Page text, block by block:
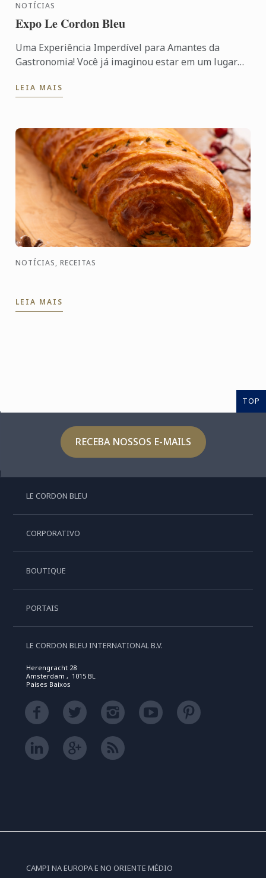
NOTÍCIAS
Expo Le Cordon Bleu
Uma Experiência Imperdível para Amantes da
Gastronomia! Você já imaginou estar em um lugar
para mostrar ...
LEIA MAIS
NOTÍCIAS, RECEITAS
LEIA MAIS
TOP
RECEBA NOSSOS E-MAILS
LE CORDON BLEU
CORPORATIVO
BOUTIQUE
PORTAIS
LE CORDON BLEU INTERNATIONAL B.V.
Herengracht 28
Amsterdam , 1015 BL
Países Baixos
CAMPI NA EUROPA E NO ORIENTE MÉDIO